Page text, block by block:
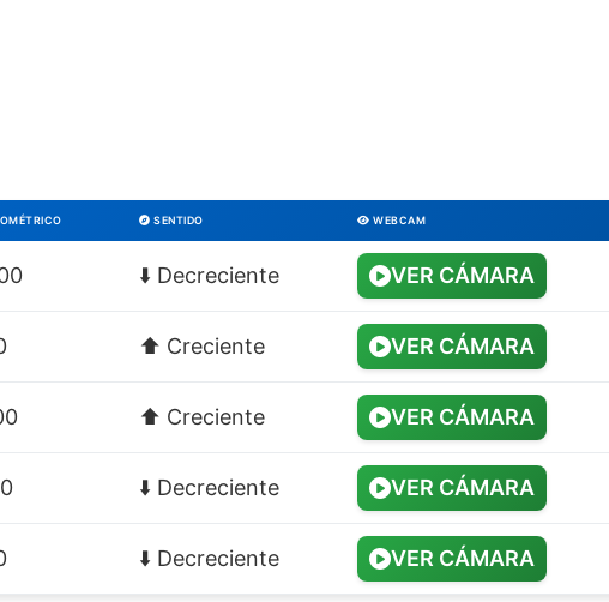
SENTIDO WEBCAM
⬇️ Decreciente VER CÁMARA
⬆️ Creciente VER CÁMARA
⬆️ Creciente VER CÁMARA
⬇️ Decreciente VER CÁMARA
⬇️ Decreciente VER CÁMARA